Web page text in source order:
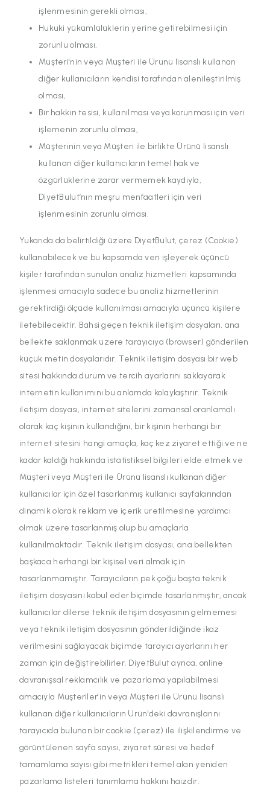
işlenmesinin gerekli olması,
Hukuki yükümlülüklerin yerine getirebilmesi için
zorunlu olması,
Müşteri'nin veya Müşteri ile Ürünü lisanslı kullanan
diğer kullanıcıların kendisi tarafından alenileştirilmiş
olması,
Bir hakkın tesisi, kullanılması veya korunması için veri
işlemenin zorunlu olması,
Müşterinin veya Müşteri ile birlikte Ürünü lisanslı
kullanan diğer kullanıcıların temel hak ve
özgürlüklerine zarar vermemek kaydıyla,
DiyetBulut’nın meşru menfaatleri için veri
işlenmesinin zorunlu olması.
Yukarıda da belirtildiği üzere DiyetBulut, çerez (Cookie)
kullanabilecek ve bu kapsamda veri işleyerek üçüncü
kişiler tarafından sunulan analiz hizmetleri kapsamında
işlenmesi amacıyla sadece bu analiz hizmetlerinin
gerektirdiği ölçüde kullanılması amacıyla üçüncü kişilere
iletebilecektir. Bahsi geçen teknik iletişim dosyaları, ana
bellekte saklanmak üzere tarayıcıya (browser) gönderilen
küçük metin dosyalarıdır. Teknik iletişim dosyası bir web
sitesi hakkında durum ve tercih ayarlarını saklayarak
internetin kullanımını bu anlamda kolaylaştırır. Teknik
iletişim dosyası, internet sitelerini zamansal oranlamalı
olarak kaç kişinin kullandığını, bir kişinin herhangi bir
internet sitesini hangi amaçla, kaç kez ziyaret ettiği ve ne
kadar kaldığı hakkında istatistiksel bilgileri elde etmek ve
Müşteri veya Müşteri ile Ürünü lisanslı kullanan diğer
kullanıcılar için özel tasarlanmış kullanıcı sayfalarından
dinamik olarak reklam ve içerik üretilmesine yardımcı
olmak üzere tasarlanmış olup bu amaçlarla
kullanılmaktadır. Teknik iletişim dosyası, ana bellekten
başkaca herhangi bir kişisel veri almak için
tasarlanmamıştır. Tarayıcıların pek çoğu başta teknik
iletişim dosyasını kabul eder biçimde tasarlanmıştır, ancak
kullanıcılar dilerse teknik iletişim dosyasının gelmemesi
veya teknik iletişim dosyasının gönderildiğinde ikaz
verilmesini sağlayacak biçimde tarayıcı ayarlarını her
zaman için değiştirebilirler. DiyetBulut ayrıca, online
davranışsal reklamcılık ve pazarlama yapılabilmesi
amacıyla Müşteriler'in veya Müşteri ile Ürünü lisanslı
kullanan diğer kullanıcıların Ürün'deki davranışlarını
tarayıcıda bulunan bir cookie (çerez) ile ilişkilendirme ve
görüntülenen sayfa sayısı, ziyaret süresi ve hedef
tamamlama sayısı gibi metrikleri temel alan yeniden
pazarlama listeleri tanımlama hakkını haizdir.